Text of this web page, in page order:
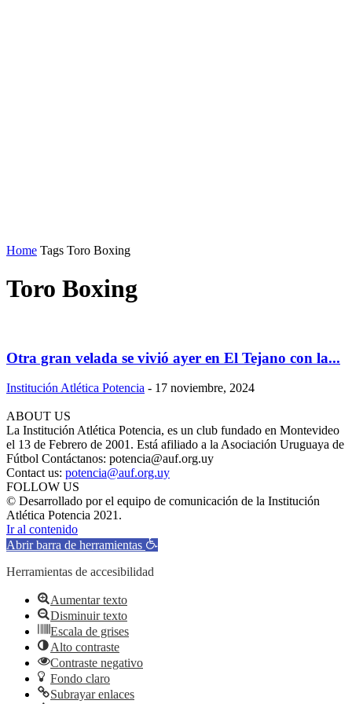
Home Tags Toro Boxing
Toro Boxing
Otra gran velada se vivió ayer en El Tejano con la...
Institución Atlética Potencia - 17 noviembre, 2024
ABOUT US
La Institución Atlética Potencia, es un club fundado en Montevideo
el 13 de Febrero de 2001. Está afiliado a la Asociación Uruguaya de
Fútbol Contáctanos: potencia@auf.org.uy
Contact us: potencia@auf.org.uy
FOLLOW US
© Desarrollado por el equipo de comunicación de la Institución
Atlética Potencia 2021.
Ir al contenido
Abrir barra de herramientas
Herramientas de accesibilidad
Aumentar texto
Disminuir texto
Escala de grises
Alto contraste
Contraste negativo
Fondo claro
Subrayar enlaces